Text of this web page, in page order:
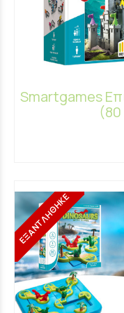
Smartgames
ΕΞΑΝΤΛΗΘΗΚΕ